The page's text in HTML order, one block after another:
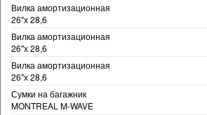
Вилка амортизационная
26"х 28,6
Вилка амортизационная
26"х 28,6
Вилка амортизационная
26"х 28,6
Сумки на багажник
MONTREAL M-WAVE